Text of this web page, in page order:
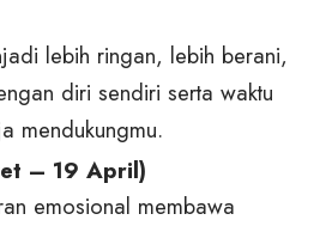
lebih ringan, lebih berani,
diri sendiri serta waktu
mendukungmu.
– 19 April)
emosional membawa